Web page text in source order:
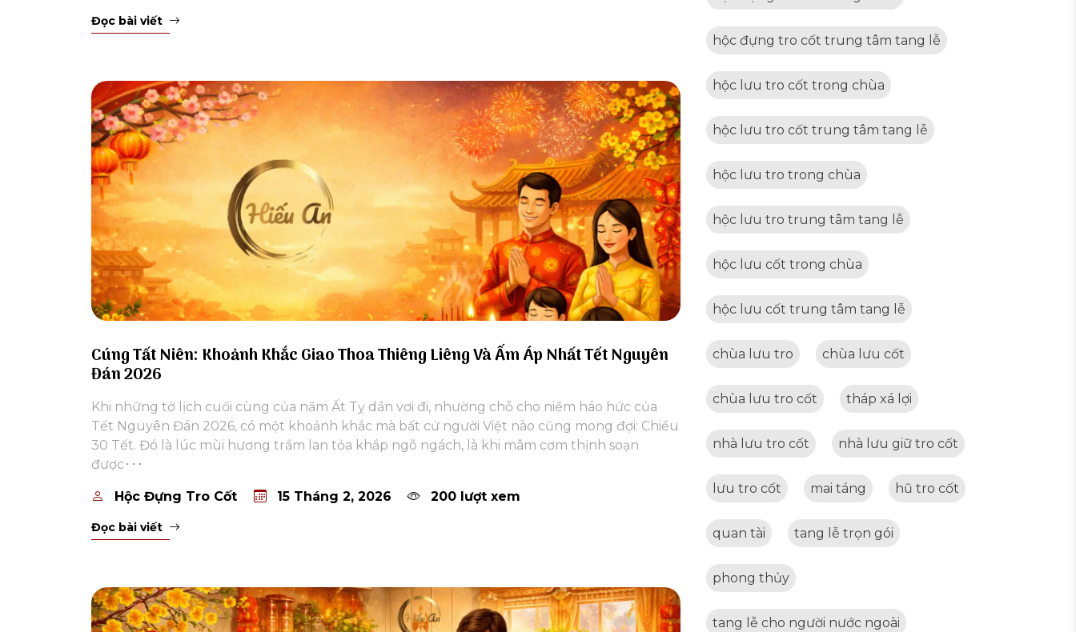
Đọc bài viết
Cúng Tất Niên: Khoảnh Khắc Giao Thoa Thiêng Liêng Và Ấm Áp Nhất Tết Nguyên
Đán 2026
Khi những tờ lịch cuối cùng của năm Ất Tỵ dần vơi đi, nhường chỗ cho niềm háo hức của
Tết Nguyên Đán 2026, có một khoảnh khắc mà bất cứ người Việt nào cũng mong đợi: Chiều
30 Tết. Đó là lúc mùi hương trầm lan tỏa khắp ngõ ngách, là khi mâm cơm thịnh soạn
được･･･
Hộc Đựng Tro Cốt 15 Tháng 2, 2026 200 lượt xem
Đọc bài viết
hộc đựng tro cốt trung tâm tang lễ
hộc lưu tro cốt trong chùa
hộc lưu tro cốt trung tâm tang lễ
hộc lưu tro trong chùa
hộc lưu tro trung tâm tang lễ
hộc lưu cốt trong chùa
hộc lưu cốt trung tâm tang lễ
chùa lưu tro chùa lưu cốt
chùa lưu tro cốt tháp xá lợi
nhà lưu tro cốt nhà lưu giữ tro cốt
lưu tro cốt mai táng hũ tro cốt
quan tài tang lễ trọn gói
phong thủy
tang lễ cho người nước ngoài